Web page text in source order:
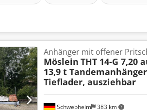
Schwebheim 383 km
Anhänger mit offener
Möslein THT 14-G 7,20
13,9 t
Tieflader, ausziehbar